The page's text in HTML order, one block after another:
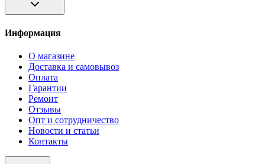
Информация
О магазине
Доставка и самовывоз
Оплата
Гарантии
Ремонт
Отзывы
Опт и сотрудничество
Новости и статьи
Контакты